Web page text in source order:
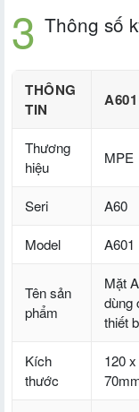
Thông số
THÔNG
TIN
A601
Thương
hiệu
MPE
Seri A60
Model A601
Tên sản
phẩm
Mặt
dùng
thiết
Kích
thước
120 x